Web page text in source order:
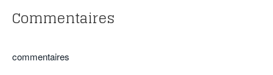
Commentaires
commentaires